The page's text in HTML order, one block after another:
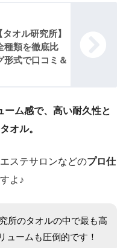
オル研究所】
種類を徹底比
形式で口コミ＆
ーム感で、高い耐久性と
オル。
ステサロンなどのプロ仕
よ♪
所のタオルの中で最も高
ュームも圧倒的です！